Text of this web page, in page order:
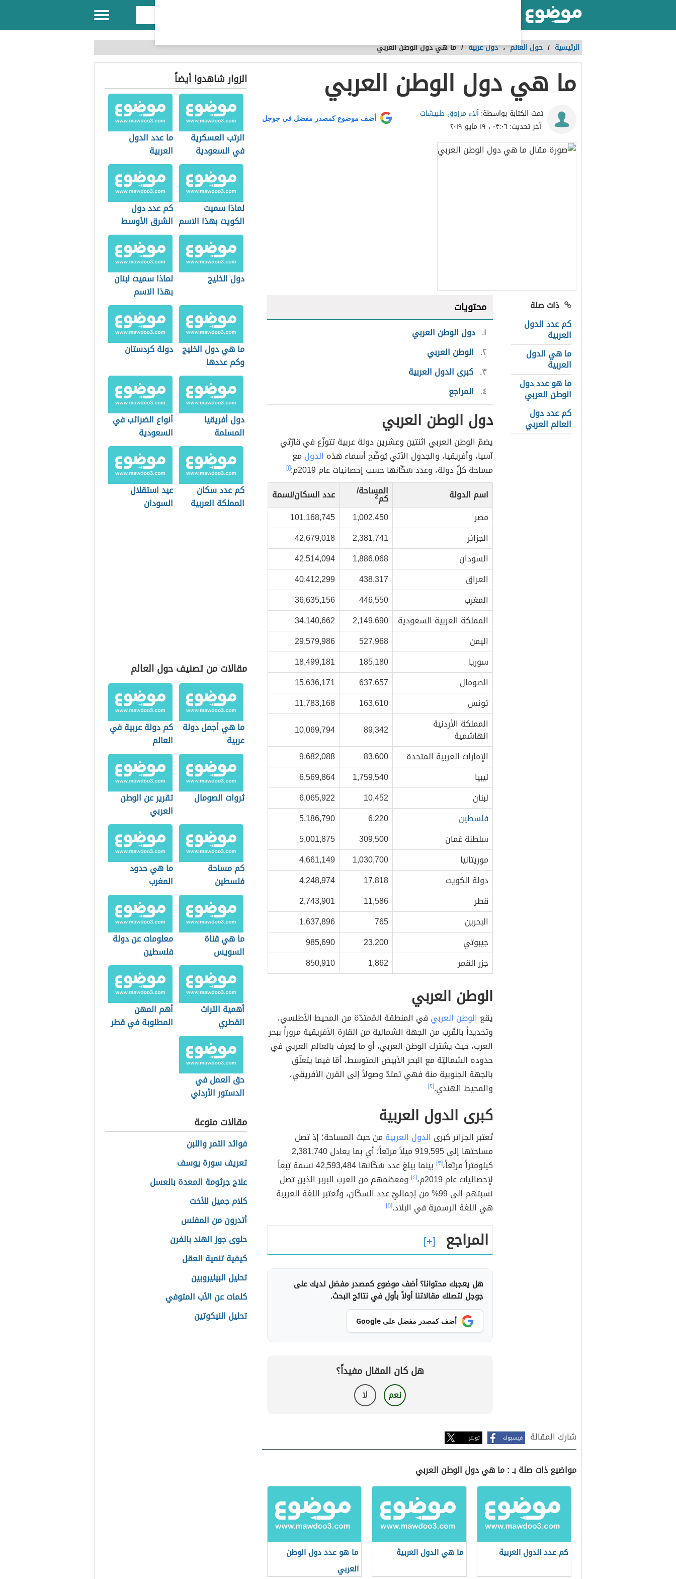
الرئيسية / حول العالم،دول عربية /ما هي دول الوطن العربي
ما هي دول الوطن العربي
تمت الكتابة بواسطة:آلاء مرزوق طبيشات
آخر تحديث: ٠٣:٠٦ ، ١٩ مايو ٢٠١٩
أضف موضوع كمصدر مفضل في جوجل
ذات صلة
كم عدد الدول
العربية
ما هي الدول
العربية
ما هو عدد دول
الوطن العربي
كم عدد دول
العالم العربي
محتويات
١ دول الوطن العربي
٢ الوطن العربي
٣ كبرى الدول العربية
٤ المراجع
دول الوطن العربي
يضمّ الوطن العربي اثنتين وعشرين دولة عربية تتوزّع في قارّتَي
آسيا، وأفريقيا، والجدول الآتي يُوضّح أسماء هذه الدول مع
مساحة كلّ دولة، وعدد سُكّانها حسب إحصائيات عام 2019م:
[١]
اسم الدولة المساحة/
كم2
عدد السكان/نسمة
مصر
1,002,450
101,168,745
الجزائر
2,381,741
42,679,018
السودان
1,886,068
42,514,094
العراق
438,317
40,412,299
المغرب
446,550
36,635,156
المملكة العربية السعودية
2,149,690
34,140,662
اليمن
527,968
29,579,986
سوريا
185,180
18,499,181
الصومال
637,657
15,636,171
تونس
163,610
11,783,168
المملكة الأردنية
الهاشمية 89,342
10,069,794
الإمارات العربية المتحدة
83,600
9,682,088
ليبيا
1,759,540
6,569,864
لبنان
10,452
6,065,922
فلسطين
6,220
5,186,790
سلطنة عُمان
309,500
5,001,875
موريتانيا
1,030,700
4,661,149
دولة الكويت
17,818
4,248,974
قطر
11,586
2,743,901
البحرين
765
1,637,896
جيبوتي
23,200
985,690
جزر القمر
1,862
850,910
الوطن العربي
يقع الوطن العربي في المنطقة المُمتدّة من المحيط الأطلسي،
وتحديداً بالقُرب من الجهة الشمالية من القارة الأفريقية مروراً ببحر
العرب، حيث يشترك الوطن العربي، أو ما يُعرف بالعالم العربي في
حدوده الشماليّة مع البحر الأبيض المتوسط، أمّا فيما يتعلّق
بالجهة الجنوبية منهُ فهي تمتدّ وصولاً إلى القرن الأفريقي،
والمحيط الهندي.[٢]
كبرى الدول العربية
تُعتبر الجزائر كبرى الدول العربية من حيث المساحة؛ إذ تصل
مساحتها إلى 919,595 ميلاً مربّعاً؛ أي بما يعادل 2,381,740
كيلومتراً مربّعاً،[٣]
بينما يبلغ عدد سُكّانها 42,593,484 نسمة تِبعاً
لإحصائيات عام 2019م،
[٤]
ومعظمهم من العرب البربر الذين تصل
نسبتهم إلى 99% من إجماليّ عدد السكّان، وتُعتبر اللغة العربية
هي اللغة الرسمية في البلاد.[٥]
المراجع
هل يعجبك محتوانا؟ أضف موضوع كمصدر مفضل لديك على
جوجل لتصلك مقالاتنا أولاً بأول في نتائج البحث.
أضف كمصدر مفضل على Google
هل كان المقال مفيداً؟
نعم لا
شارك المقالة فيسبوك تويتر
مواضيع ذات صلة بـ : ما هي دول الوطن العربي
كم عدد الدول العربية ما هي الدول العربية
ما هو عدد دول الوطن
العربي
الزوار شاهدوا أيضاً
الرتب العسكرية
في السعودية
ما عدد الدول
العربية
لماذا سميت
الكويت بهذا الاسم
كم عدد دول
الشرق الأوسط
دول الخليج
لماذا سميت لبنان
بهذا الاسم
ما هي دول الخليج
وكم عددها
دولة كردستان
دول أفريقيا
المسلمة
أنواع الضرائب في
السعودية
كم عدد سكان
المملكة العربية
عيد استقلال
السودان
مقالات من تصنيف حول العالم
ما هي أجمل دولة
عربية
كم دولة عربية في
العالم
ثروات الصومال
تقرير عن الوطن
العربي
كم مساحة
فلسطين
ما هي حدود
المغرب
ما هي قناة
السويس
معلومات عن دولة
فلسطين
أهمية التراث
القطري
أهم المهن
المطلوبة في قطر
حق العمل في
الدستور الأردني
مقالات منوعة
فوائد التمر واللبن
تعريف سورة يوسف
علاج جرثومة المعدة بالعسل
كلام جميل للأخت
أتدرون من المفلس
حلوى جوز الهند بالفرن
كيفية تنمية العقل
تحليل البيليروبين
كلمات عن الأب المتوفي
تحليل النيكوتين